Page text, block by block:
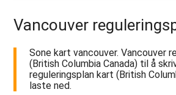
Vancouver
Sone kart vancouver. Vancouver
(British Columbia Canada) til å
reguleringsplan kart (British
laste ned.